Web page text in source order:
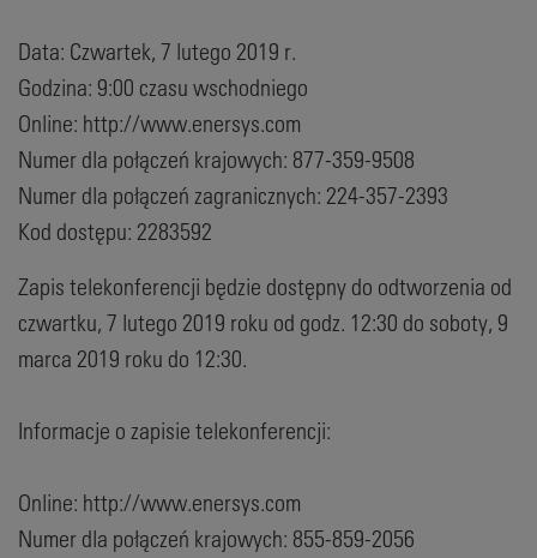
Data: Czwartek, 7 lutego 2019 r.
Godzina: 9:00 czasu wschodniego
Online: http://www.enersys.com
Numer dla połączeń krajowych: 877-359-9508
Numer dla połączeń zagranicznych: 224-357-2393
Kod dostępu: 2283592
Zapis telekonferencji będzie dostępny do odtworzenia od
czwartku, 7 lutego 2019 roku od godz. 12:30 do soboty, 9
marca 2019 roku do 12:30.
Informacje o zapisie telekonferencji:
Online: http://www.enersys.com
Numer dla połączeń krajowych: 855-859-2056